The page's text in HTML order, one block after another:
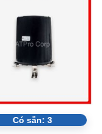
Có sẵn: 3